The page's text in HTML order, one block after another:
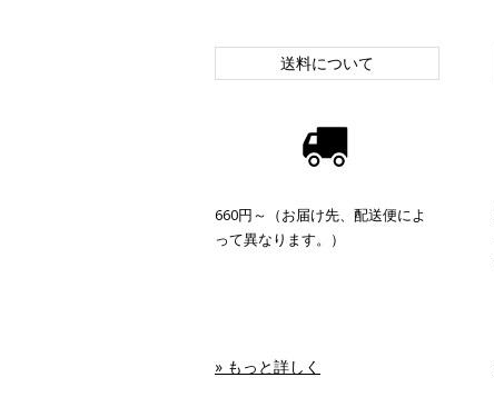
送料について
660円～（お届け先、配送便によ
って異なります。）
» もっと詳しく